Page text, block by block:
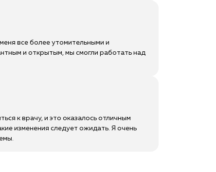
все более утомительными и
и открытым, мы смогли работать над
к врачу, и это оказалось отличным
изменения следует ожидать. Я очень